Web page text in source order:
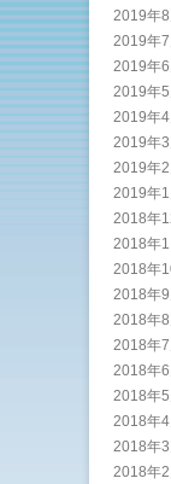
2019年8
2019年7
2019年6
2019年5
2019年4
2019年3
2019年2
2019年1
2018年
2018年
2018年
2018年9
2018年8
2018年7
2018年6
2018年5
2018年4
2018年3
2018年2